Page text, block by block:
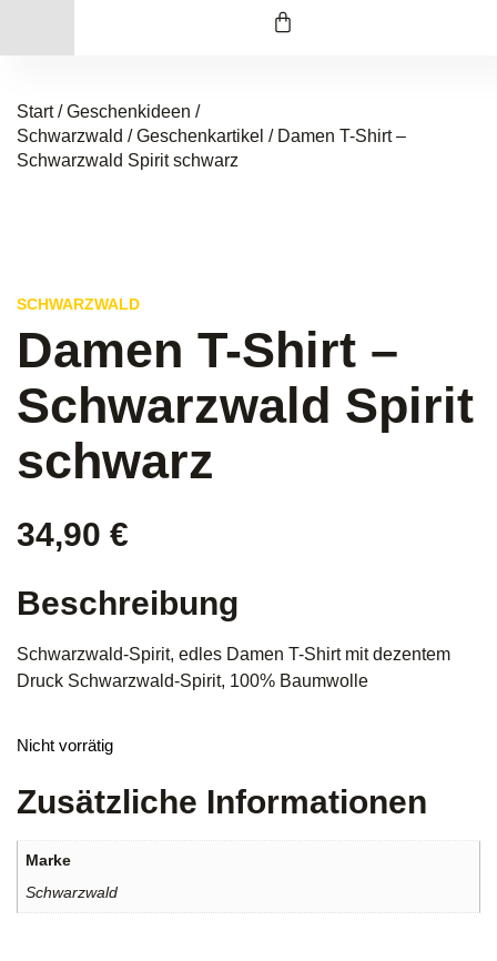
Start/Geschenkideen /
Schwarzwald /Geschenkartikel / Damen T-Shirt –
Schwarzwald Spirit schwarz
SCHWARZWALD
Damen T-Shirt –
Schwarzwald Spirit
schwarz
34,90 €
Beschreibung
Schwarzwald-Spirit, edles Damen T-Shirt mit dezentem
Druck Schwarzwald-Spirit, 100% Baumwolle
Nicht vorrätig
Zusätzliche Informationen
Marke
Schwarzwald